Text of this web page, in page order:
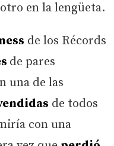
en la lengüeta.
de los Récords
de pares
una de las
de todos
con una